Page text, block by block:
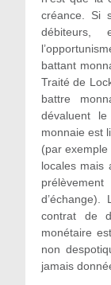
créance. Si
battant
Traité de
battre
dévaluent
monnaie est
(par
locales mais
contrat de
monétaire
non
jamais